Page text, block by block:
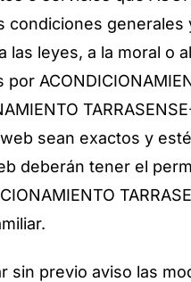
generales
leyes, a la moral o
sean exactos y
deberán tener el
sin previo aviso las